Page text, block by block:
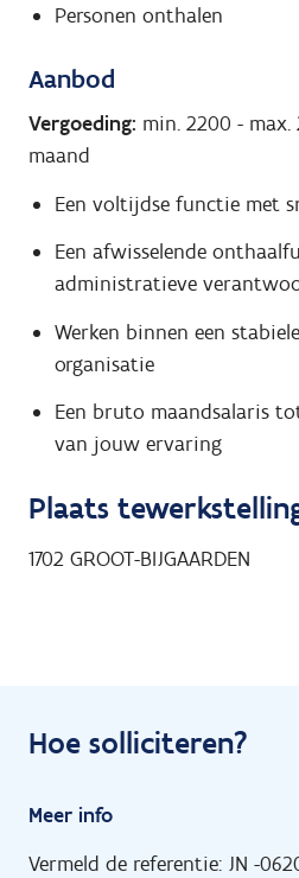
Personen onthalen
Aanbod
Vergoeding: min. 2200 - max.
maand
Een voltijdse functie met
Een afwisselende
administratieve
Werken binnen een
organisatie
Een bruto maandsalaris
van jouw ervaring
Plaats
1702 GROOT-BIJGAARDEN
Hoe solliciteren?
Meer info
Vermeld de referentie: JN -